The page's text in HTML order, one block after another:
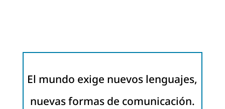
El mundo exige nuevos lenguajes,
nuevas formas de comunicación.